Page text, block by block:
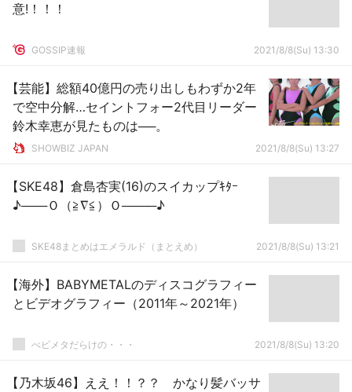
意!！！！
GOSSIP速報 2021/8/8(Su) 13:30
【芸能】総額40億円の売り出しもわずか2年
で空中分解…セイントフォー2代目リーダー
鈴木幸恵が見たものは──。
SHOWBIZ JAPAN 2021/8/8(Su) 13:27
【SKE48】倉島杏実(16)のスイカップｷﾀｰ
♪───Ｏ（≧∇≦）Ｏ────♪
SKE48まとめはエメラルド（まとえめ） 2021/8/8(Su) 13:21
【海外】BABYMETALのディスコグラフィー
とビデオグラフィー（2011年～2021年）
べビメタだらけの・・・ 2021/8/8(Su) 13:20
【乃木坂46】ええ！！？？ かなり髪バッサ